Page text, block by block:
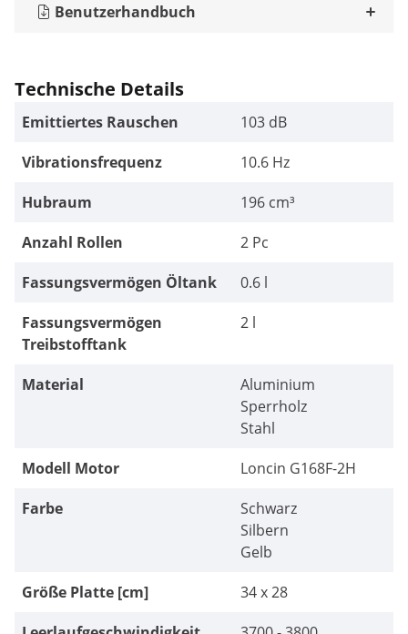
Benutzerhandbuch
Technische Details
Emittiertes Rauschen
103 dB
Vibrationsfrequenz
10.6 Hz
Hubraum
196 cm³
Anzahl Rollen
2 Pc
Fassungsvermögen Öltank
0.6 l
Fassungsvermögen
Treibstofftank
2 l
Material
Aluminium
Sperrholz
Stahl
Modell Motor
Loncin G168F-2H
Farbe
Schwarz
Silbern
Gelb
Größe Platte [cm]
34 x 28